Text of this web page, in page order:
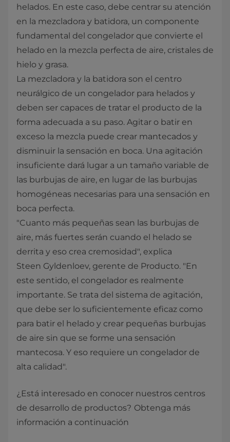
helados. En este caso, debe centrar su atención
en la mezcladora y batidora, un componente
fundamental del congelador que convierte el
helado en la mezcla perfecta de aire, cristales de
hielo y grasa.
La mezcladora y la batidora son el centro
neurálgico de un congelador para helados y
deben ser capaces de tratar el producto de la
forma adecuada a su paso. Agitar o batir en
exceso la mezcla puede crear mantecados y
disminuir la sensación en boca. Una agitación
insuficiente dará lugar a un tamaño variable de
las burbujas de aire, en lugar de las burbujas
homogéneas necesarias para una sensación en
boca perfecta.
"Cuanto más pequeñas sean las burbujas de
aire, más fuertes serán cuando el helado se
derrita y eso crea cremosidad", explica
Steen Gyldenloev, gerente de Producto. "En
este sentido, el congelador es realmente
importante. Se trata del sistema de agitación,
que debe ser lo suficientemente eficaz como
para batir el helado y crear pequeñas burbujas
de aire sin que se forme una sensación
mantecosa. Y eso requiere un congelador de
alta calidad".
¿Está interesado en conocer nuestros centros
de desarrollo de productos? Obtenga más
información a continuación